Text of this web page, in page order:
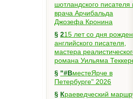
шотландского писателя
врача Арчибальда
Джозефа Кронина
§ 215 лет со дня рождения
английского писателя,
мастера
романа Уильяма
§ "#ВместеЯрче в
Петербурге" 2026
§ Краеведческий маршрут